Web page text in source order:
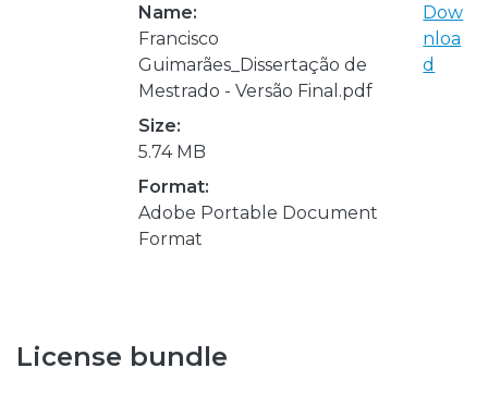
Name:
Francisco
Guimarães_Dissertação de
Mestrado - Versão Final.pdf
Size:
5.74 MB
Format:
Adobe Portable Document
Format
Dow
nloa
d
License bundle